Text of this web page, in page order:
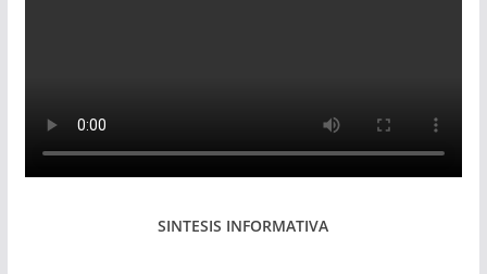
SINTESIS INFORMATIVA